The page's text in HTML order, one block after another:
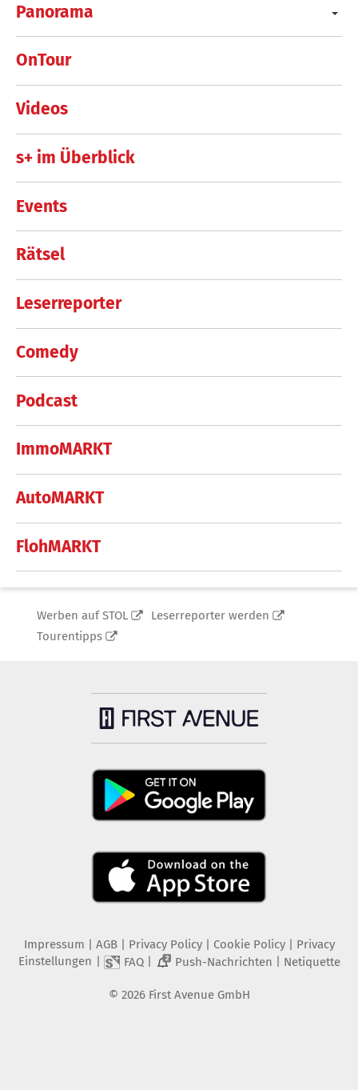
Panorama
OnTour
Videos
s+ im Überblick
Events
Rätsel
Leserreporter
Comedy
Podcast
ImmoMARKT
AutoMARKT
FlohMARKT
Werben auf STOL
Leserreporter werden
Tourentipps
Impressum AGB Privacy Policy| Cookie Policy| Privacy
Einstellungen
FAQ| 2 Push-Nachrichten Netiquette
© 2026 First Avenue GmbH